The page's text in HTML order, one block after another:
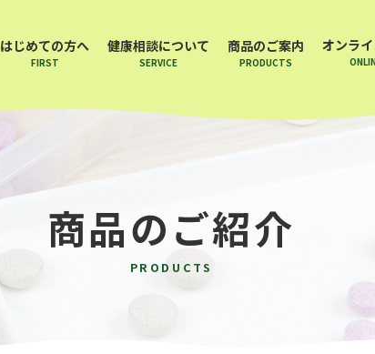
はじめての方へ
FIRST
健康相談について
SERVICE
商品のご案内
PRODUCTS
オンラ
商品のご紹介
PRODUCTS